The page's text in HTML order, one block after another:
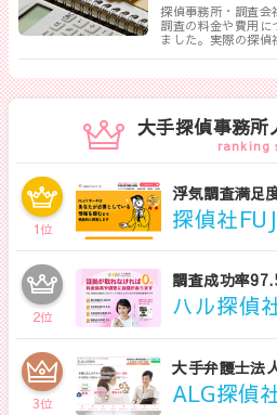
探偵事務所・調査会
調査の料金や費用に
ました。実際の探偵
大手探偵事務所
ranking
1位
浮気調査満足
探偵社
2位
調査成功率
ハル探偵
3位
大手弁護士法
ALG探偵